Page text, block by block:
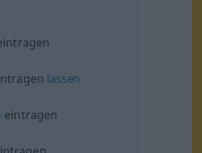
lassen
eintragen